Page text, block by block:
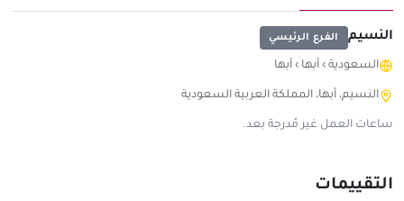
النسيم الفرع الرئيسي
السعودية › أبها › أبها
النسيم، أبها، المملكة العربية السعودية
ساعات العمل غير مُدرجة بعد.
التقييمات